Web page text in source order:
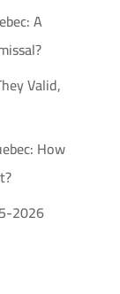
A
Valid,
How
2026